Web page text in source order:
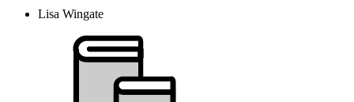
Lisa Wingate